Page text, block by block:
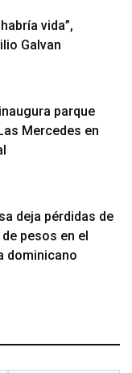
vida”,
Galvan
parque
Mercedes en
deja pérdidas de
pesos en el
dominicano